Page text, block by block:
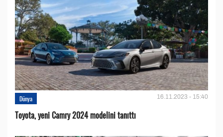
Dünya 16.11.2023 - 15:40
Toyota, yeni Camry 2024 modelini tanıttı